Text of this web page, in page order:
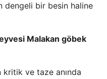
dengeli bir besin haline
Malakan göbek
kritik ve taze anında